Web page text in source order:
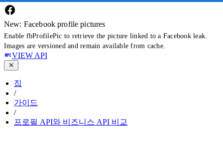
New: Facebook profile pictures
Enable fbProfilePic to retrieve the picture linked to a Facebook leak.
Images are versioned and remain available from cache.
VIEW API
집
/
가이드
/
프로필 API와 비즈니스 API 비교